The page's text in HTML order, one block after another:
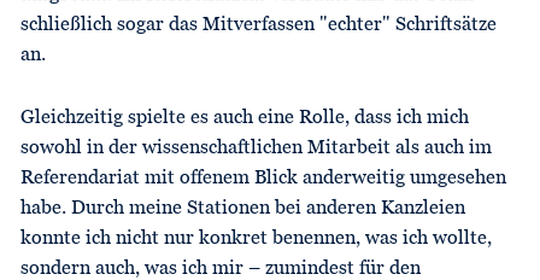
schließlich sogar das Mitverfassen "echter" Schriftsätze
an.
Gleichzeitig spielte es auch eine Rolle, dass ich mich
sowohl in der wissenschaftlichen Mitarbeit als auch im
Referendariat mit offenem Blick anderweitig umgesehen
habe. Durch meine Stationen bei anderen Kanzleien
konnte ich nicht nur konkret benennen, was ich wollte,
sondern auch, was ich mir – zumindest für den